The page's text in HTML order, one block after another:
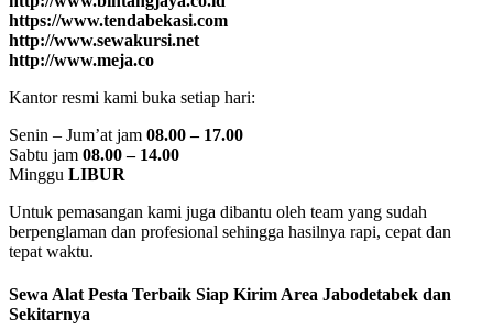
https://www.tendabekasi.com
http://www.sewakursi.net
http://www.meja.co
Kantor resmi kami buka setiap hari:
Senin – Jum’at jam 08.00 – 17.00
Sabtu jam 08.00 – 14.00
Minggu LIBUR
Untuk pemasangan kami juga dibantu oleh team yang sudah
berpenglaman dan profesional sehingga hasilnya rapi, cepat dan
tepat waktu.
Sewa Alat Pesta Terbaik Siap Kirim Area Jabodetabek dan
Sekitarnya